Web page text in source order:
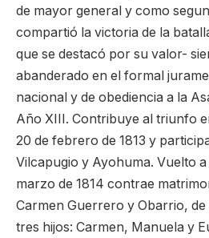
de mayor general y como
compartió la victoria de la
que se destacó por su valor-
abanderado en el formal
nacional y de obediencia a la
Año XIII. Contribuye al triunfo
20 de febrero de 1813 y
Vilcapugio y Ayohuma. Vuelto
marzo de 1814 contrae
Carmen Guerrero y Obarrio,
tres hijos: Carmen, Manuela y